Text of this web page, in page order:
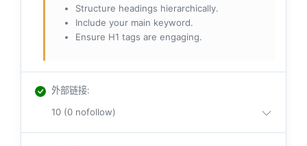
Structure headings hierarchically.
Include your main keyword.
Ensure H1 tags are engaging.
外部链接:
10 (0 nofollow)